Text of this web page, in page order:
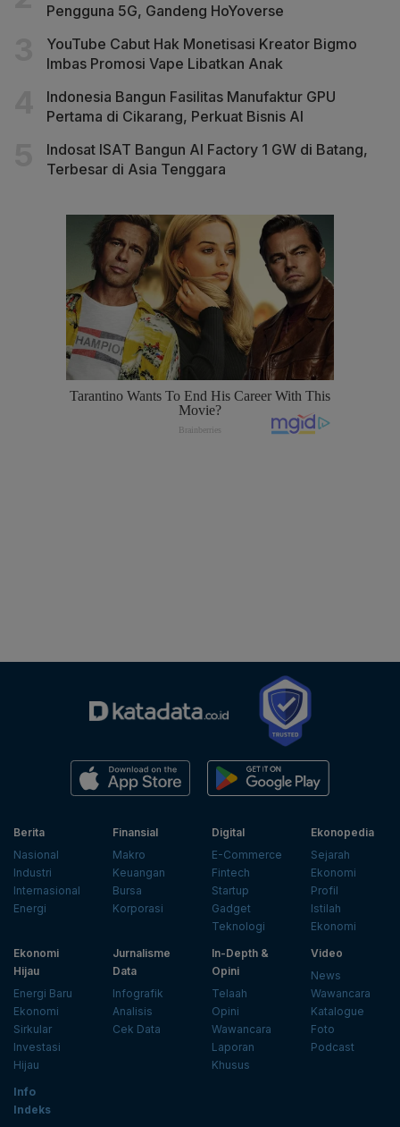
Pengguna 5G, Gandeng HoYoverse
YouTube Cabut Hak Monetisasi Kreator Bigmo
Imbas Promosi Vape Libatkan Anak
Indonesia Bangun Fasilitas Manufaktur GPU
Pertama di Cikarang, Perkuat Bisnis AI
Indosat ISAT Bangun AI Factory 1 GW di Batang,
Terbesar di Asia Tenggara
Berita
Nasional
Industri
Internasional
Energi
Finansial
Makro
Keuangan
Bursa
Korporasi
Digital
E-Commerce
Fintech
Startup
Gadget
Teknologi
Ekonopedia
Sejarah
Ekonomi
Profil
Istilah
Ekonomi
Ekonomi
Hijau
Energi Baru
Ekonomi
Sirkular
Investasi
Hijau
Jurnalisme
Data
Infografik
Analisis
Cek Data
In-Depth &
Opini
Telaah
Opini
Wawancara
Laporan
Khusus
Video
News
Wawancara
Katalogue
Foto
Podcast
Info
Indeks